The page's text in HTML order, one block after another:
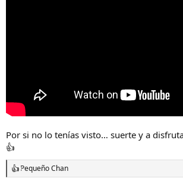
Por si no lo tenías visto… suerte y a
👍
R
Pequeño Chan